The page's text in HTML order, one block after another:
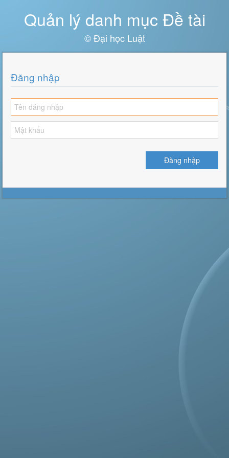
Quản lý danh mục Đề tài
© Đại học Luật
Đăng nhập
Đăng nhập